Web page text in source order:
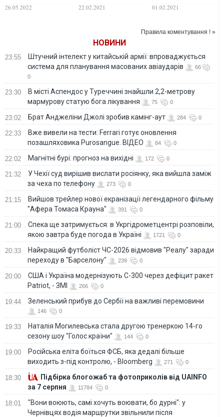
полумилионный
26.05.2022
Захватчик
22.02.2021
ВИДЕО
01.02.2021
Правила коментування ! »
НОВИНИ
23:55
Штучний інтелект у китайській армії: впроваджується
система для планування масованих авіаударів
66
0
23:30
В місті Аспендос у Туреччині знайшли 2,2-метрову
мармурову статую бога лікування
75 0
23:02 Брат Анджеліни Джолі зробив камінг-аут 284 0
22:33
Вже вивели на тести: Ferrari готує оновлення
позашляховика Purosangue. ВІДЕО
84 0
22:02 Магнітні бурі: прогноз на вихідні 172 0
21:32
У Чехії суд вирішив вислати росіянку, яка вийшла заміж
за чеха по телефону
273 0
21:15
Вийшов трейлер нової екранізації легендарного фільму
"Афера Томаса Крауна"
391 0
21:00
Спека ще затримується: в Укргідрометцентрі розповіли,
якою завтра буде погода в Україні
1721 0
20:33
Найкращий футболіст ЧС-2026 відмовив "Реалу" заради
переходу в "Барселону"
239 0
20:00
США і Україна модернізують С-300 через дефіцит ракет
Patriot, - ЗМІ
266 0
19:44 Зеленський прибув до Сербії на важливі перемовини
146 0
19:33
Наталія Могилевська стала другою тренеркою 14-го
сезону шоу "Голос країни"
144 0
19:00
Російська еліта боїться ФСБ, яка дедалі більше
виходить з-під контролю, - Bloomberg
271 0
18:30
Підбірка блогожаб та фотоприколів від UAINFO
за 7 серпня
11784 0
18:01
"Вони воюють, самі хочуть воювати, бо дурні": у
Чернівцях водія маршрутки звільнили після